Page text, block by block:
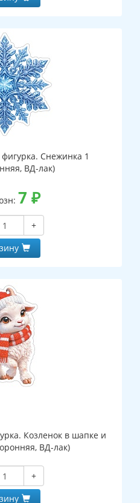
Снежинка 1
ВД-лак)
7 ₽
+
Козленок в шапке и
ВД-лак)
+